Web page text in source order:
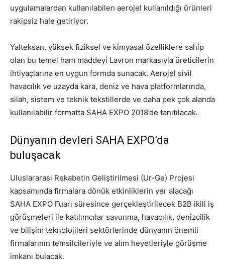
uygulamalardan kullanılabilen aerojel kullanıldığı ürünleri
rakipsiz hale getiriyor.
Yalteksan, yüksek fiziksel ve kimyasal özelliklere sahip
olan bu temel ham maddeyi Lavron markasıyla üreticilerin
ihtiyaçlarına en uygun formda sunacak. Aerojel sivil
havacılık ve uzayda kara, deniz ve hava platformlarında,
silah, sistem ve teknik tekstillerde ve daha pek çok alanda
kullanılabilir formatta SAHA EXPO 2018’de tanıtılacak.
Dünyanın devleri SAHA EXPO’da
buluşacak
Uluslararası Rekabetin Geliştirilmesi (Ur-Ge) Projesi
kapsamında firmalara dönük etkinliklerin yer alacağı
SAHA EXPO Fuarı süresince gerçekleştirilecek B2B ikili iş
görüşmeleri ile katılımcılar savunma, havacılık, denizcilik
ve bilişim teknolojileri sektörlerinde dünyanın önemli
firmalarının temsilcileriyle ve alım heyetleriyle görüşme
imkanı bulacak.